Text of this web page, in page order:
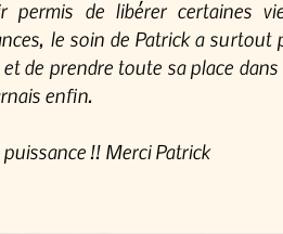
permis de libérer certaines
le soin de Patrick a surtout
de prendre toute sa place
enfin.
!! Merci Patrick